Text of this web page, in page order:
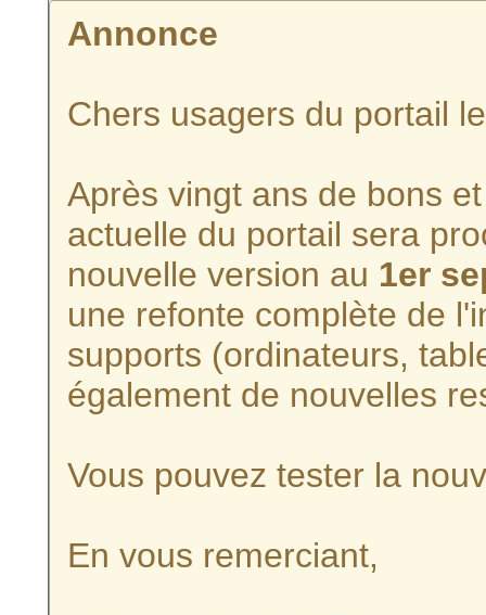
Annonce
Chers usagers du portail
Après vingt ans de bons
actuelle du portail sera
nouvelle version au 1er
une refonte complète de
supports (ordinateurs,
également de nouvelles
Vous pouvez tester la
En vous remerciant,